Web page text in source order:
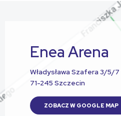
Enea Arena
Władysława Szafera 3/5/7
71-245 Szczecin
ZOBACZ W GOOGLE MAP